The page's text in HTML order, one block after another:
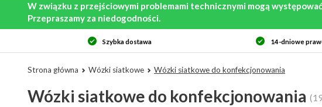
W związku z przejściowymi problemami technicznymi mogą
Przepraszamy za niedogodności.
14-dniowe prawo zwrotu Darmowa dostawa od
Strona główna Wózki siatkowe Wózki siatkowe do konfekcjonowania
Wózki siatkowe do konfekcjonowania